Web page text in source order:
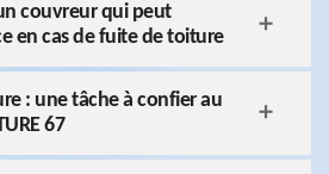
couvreur qui peut
en cas de fuite de toiture
: une tâche à confier au
67